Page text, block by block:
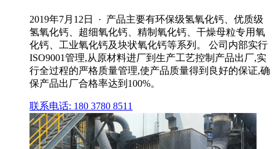
2019年7月12日 · 产品主要有环保级氢氧化钙、优质级
氢氧化钙、超细氧化钙、精制氧化钙、干燥母粒专用氧
化钙、工业氧化钙及块状氧化钙等系列。 公司内部实行
ISO9001管理,从原材料进厂到生产工艺控制产品出厂,实
行全过程的严格质量管理,使产品质量得到良好的保证,确
保产品出厂合格率达到100%。
联系电话: 180 3780 8511